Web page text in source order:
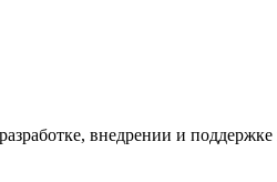
внедрении и